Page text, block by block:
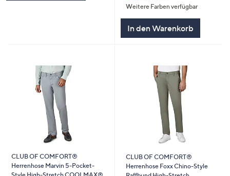
Weitere Farben verfügbar
In den Warenkorb
CLUB OF COMFORT®
Herrenhose Marvin 5-Pocket-
CLUB OF COMFORT®
Herrenhose Foxx Chino-Style